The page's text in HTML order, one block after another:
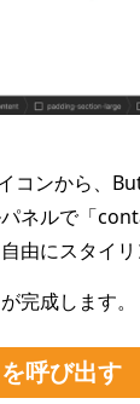
コンから、
ネルで「
由にスタイ
完成します。
呼び出す